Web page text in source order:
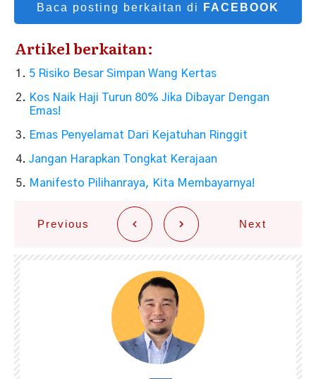
Baca posting berkaitan di FACEBOOK
Artikel berkaitan:
5 Risiko Besar Simpan Wang Kertas
Kos Naik Haji Turun 80% Jika Dibayar Dengan
Emas!
Emas Penyelamat Dari Kejatuhan Ringgit
Jangan Harapkan Tongkat Kerajaan
Manifesto Pilihanraya, Kita Membayarnya!
Previous Next